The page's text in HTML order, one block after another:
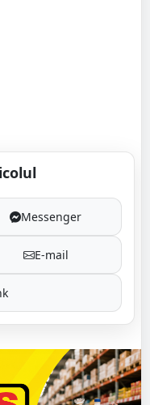
Messenger
E-mail